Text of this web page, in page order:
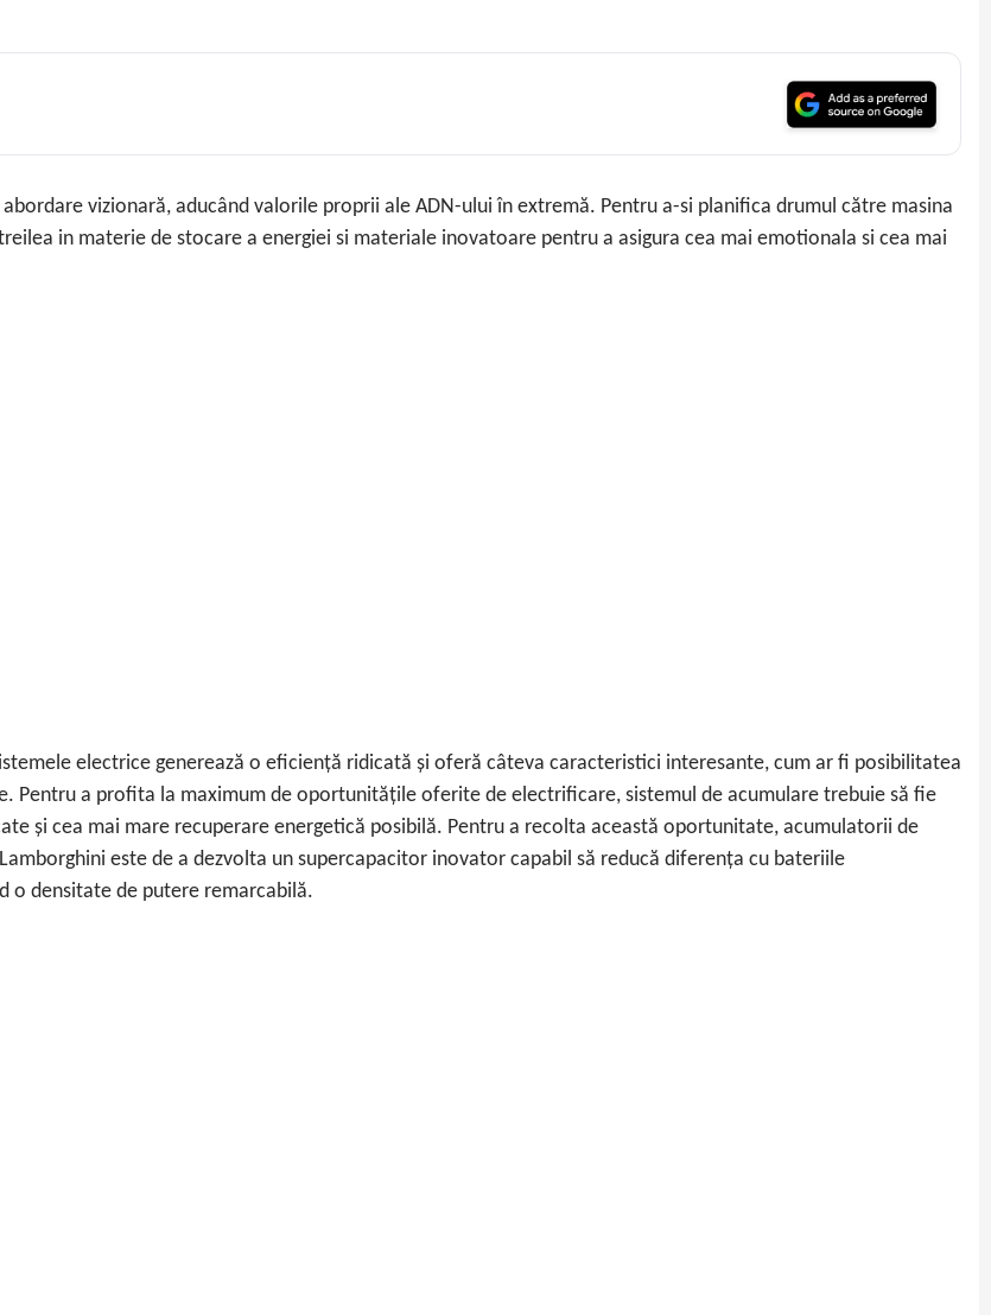
vizionară, aducând valorile proprii ale ADN-ului în extremă. Pentru a-si planifica drumul către masina
in materie de stocare a energiei si materiale inovatoare pentru a asigura cea mai emotionala si cea mai
electrice generează o eficiență ridicată și oferă câteva caracteristici interesante, cum ar fi posibilitatea
Pentru a profita la maximum de oportunitățile oferite de electrificare, sistemul de acumulare trebuie să fie
și cea mai mare recuperare energetică posibilă. Pentru a recolta această oportunitate, acumulatorii de
este de a dezvolta un supercapacitor inovator capabil să reducă diferența cu bateriile
o densitate de putere remarcabilă.